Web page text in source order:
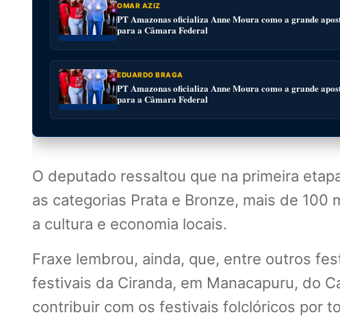
OMAR AZIZ
PT Amazonas oficializa Anne Moura como a grande
para a Câmara Federal
EDUARDO BRAGA
PT Amazonas oficializa Anne Moura como a grande
para a Câmara Federal
O deputado ressaltou que na primeira
as categorias Prata e Bronze, mais de
a cultura e economia locais.
Fraxe lembrou, ainda, que, entre outros
festivais da Ciranda, em Manacapuru, do
contribuir com os festivais folclóricos por